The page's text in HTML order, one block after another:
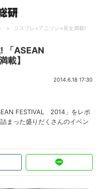
>
コスプレ×アニソン×美女満載!
「ASEAN
載】
2014.6.18 17:30
FESTIVAL 2014」をレポ
まった盛りだくさんのイベン